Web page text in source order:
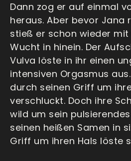
Dann zog er auf einmal
heraus. Aber bevor Jana
stieß er schon wieder
Wucht in hinein. Der
Vulva löste in ihr einen
intensiven Orgasmus
durch seinen Griff um
verschluckt. Doch ihre
wild um sein
seinen heißen Samen in
Griff um ihren Hals löste